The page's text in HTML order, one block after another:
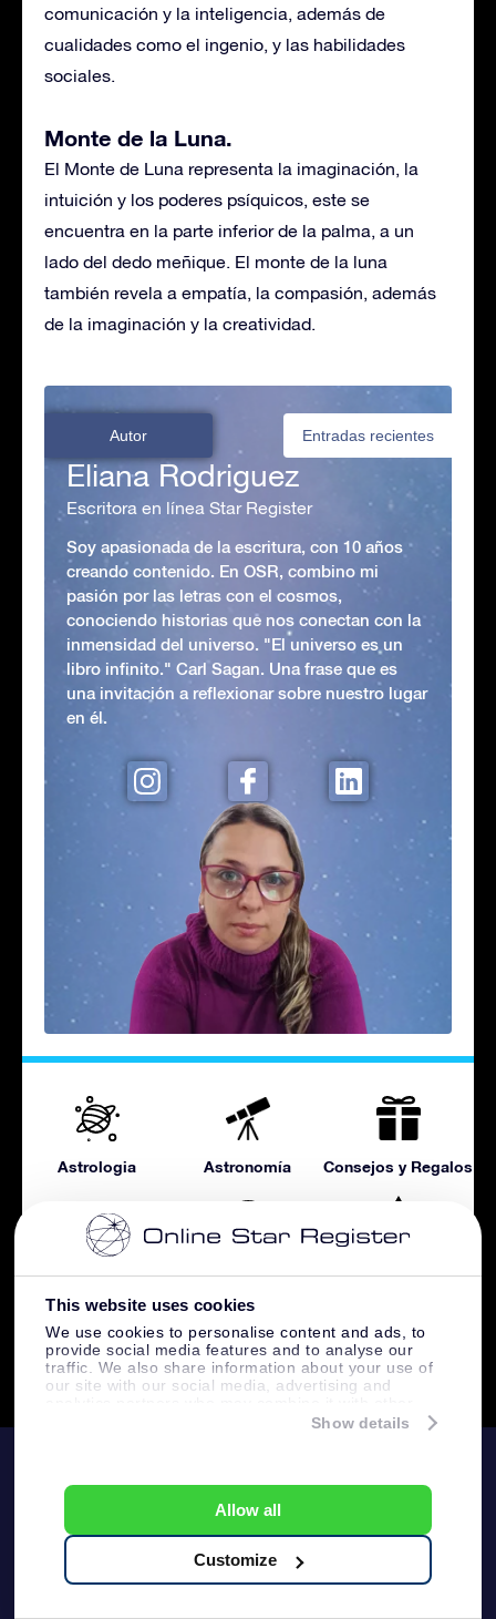
This website uses cookies
We use cookies to personalise content and ads, to
provide social media features and to analyse our
traffic. We also share information about your use of
our site with our social media, advertising and
information that you’ve provided to them or that
Show details
Allow all
Customize
comunicación y la inteligencia, además de
cualidades como el ingenio, y las habilidades
sociales.
Monte de la Luna.
El Monte de Luna representa la imaginación, la
intuición y los poderes psíquicos, este se
encuentra en la parte inferior de la palma, a un
lado del dedo meñique. El monte de la luna
también revela a empatía, la compasión, además
de la imaginación y la creatividad.
Autor Entradas recientes
Eliana Rodriguez
Escritora en línea Star Register
Soy apasionada de la escritura, con 10 años
creando contenido. En OSR, combino mi
pasión por las letras con el cosmos,
conociendo historias que nos conectan con la
inmensidad del universo. "El universo es un
libro infinito." Carl Sagan. Una frase que es
una invitación a reflexionar sobre nuestro lugar
en él.
Astrologia Astronomía Consejos y Regalos
Noticias
Atención
Nuestros regalos